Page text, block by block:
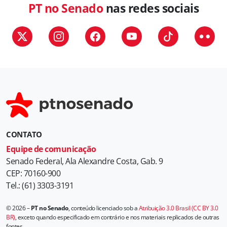
PT no Senadonas redes sociais
CONTATO
Equipe de comunicação
Senado Federal, Ala Alexandre Costa, Gab. 9
CEP: 70160-900
Tel.: (61) 3303-3191
© 2026 –PT no Senado, conteúdo licenciado sob aAtribuição 3.0 Brasil (CC BY 3.0
BR), exceto quando especificado em contrário e nos materiais replicados de outras